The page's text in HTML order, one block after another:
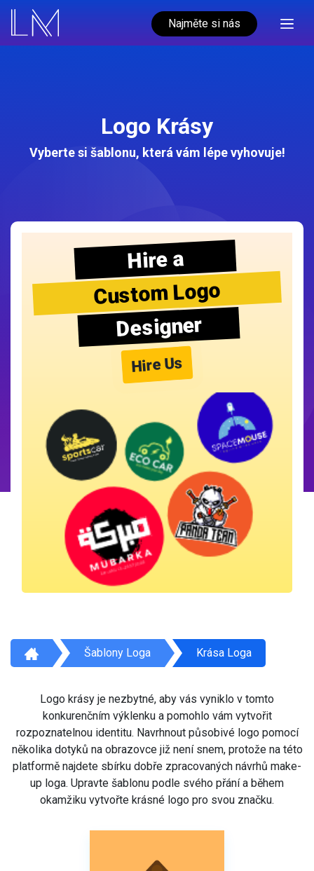
Najměte si nás
Logo Krásy
Vyberte si šablonu, která vám lépe vyhovuje!
Hire a
Custom Logo
Designer
Hire Us
Šablony Loga Krása Loga
Logo krásy je nezbytné, aby vás vyniklo v tomto
konkurenčním výklenku a pomohlo vám vytvořit
rozpoznatelnou identitu. Navrhnout působivé logo pomocí
několika dotyků na obrazovce již není snem, protože na této
platformě najdete sbírku dobře zpracovaných návrhů make-
up loga. Upravte šablonu podle svého přání a během
okamžiku vytvořte krásné logo pro svou značku.